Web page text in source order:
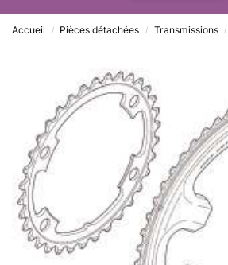
Accueil / Pièces détachées / Transmissions /